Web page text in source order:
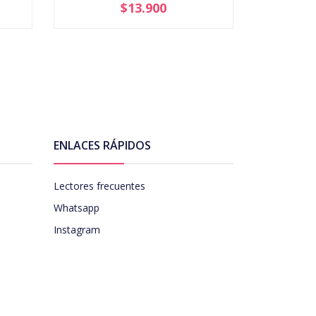
AGOTADO
$13.900
ENLACES RÁPIDOS
Lectores frecuentes
Whatsapp
Instagram